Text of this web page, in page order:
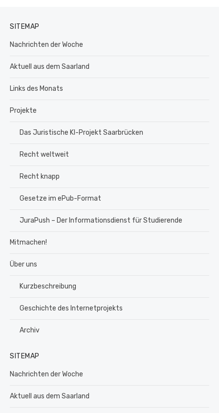
SITEMAP
Nachrichten der Woche
Aktuell aus dem Saarland
Links des Monats
Projekte
Das Juristische KI-Projekt Saarbrücken
Recht weltweit
Recht knapp
Gesetze im ePub-Format
JuraPush – Der Informationsdienst für Studierende
Mitmachen!
Über uns
Kurzbeschreibung
Geschichte des Internetprojekts
Archiv
SITEMAP
Nachrichten der Woche
Aktuell aus dem Saarland